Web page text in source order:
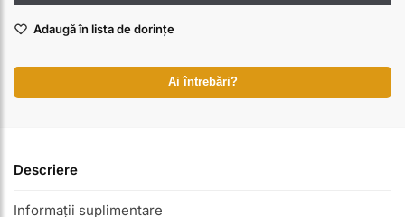
Adaugă în lista de dorințe
Ai întrebări?
Descriere
Informații suplimentare